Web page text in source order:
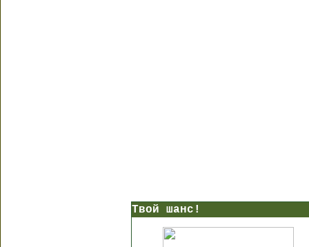
Твой шанс!